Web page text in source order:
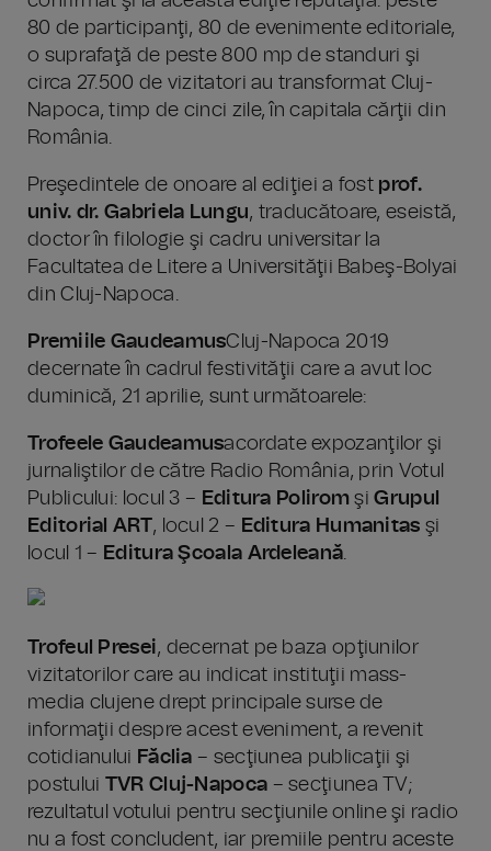
80 de participanţi, 80 de evenimente editoriale,
o suprafaţă de peste 800 mp de standuri şi
circa 27.500 de vizitatori au transformat Cluj-
Napoca, timp de cinci zile, în capitala cărţii din
România.
Preşedintele de onoare al ediţiei a fost prof.
univ. dr. Gabriela Lungu, traducătoare, eseistă,
doctor în filologie şi cadru universitar la
Facultatea de Litere a Universităţii Babeş-Bolyai
din Cluj-Napoca.
Premiile GaudeamusCluj-Napoca 2019
decernate în cadrul festivităţii care a avut loc
duminică, 21 aprilie, sunt următoarele:
Trofeele Gaudeamusacordate expozanţilor şi
jurnaliştilor de către Radio România, prin Votul
Publicului: locul 3 – Editura Polirom şiGrupul
Editorial ART, locul 2 – Editura Humanitas şi
locul 1 – Editura Şcoala Ardeleană.
Trofeul Presei, decernat pe baza opţiunilor
vizitatorilor care au indicat instituţii mass-
media clujene drept principale surse de
informaţii despre acest eveniment, a revenit
cotidianului Făclia – secţiunea publicaţii şi
postului TVR Cluj-Napoca – secţiunea TV;
rezultatul votului pentru secţiunile online şi radio
nu a fost concludent, iar premiile pentru aceste